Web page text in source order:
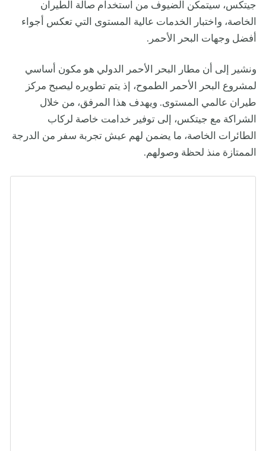
جيتكس، سيتمكن الضيوف من استخدام صالة الطيران
الخاصة، واختبار الخدمات عالية المستوى التي تعكس أجواء
أفضل وجهات البحر الأحمر.
ونشير إلى أن مطار البحر الأحمر الدولي هو مكون أساسي
لمشروع البحر الأحمر الطموح، إذ يتم تطويره ليصبح مركز
طيران عالمي المستوى. ويهدف هذا المرفق، من خلال
الشراكة مع جيتكس، إلى توفير خدامت خاصة لركاب
الطائرات الخاصة، ما يضمن لهم عيش تجربة سفر من الدرجة
الممتازة منذ لحظة وصولهم.